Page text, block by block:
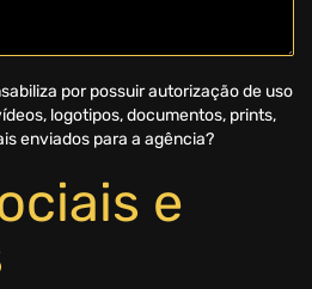
por possuir autorização de uso
logotipos, documentos, prints,
enviados para a agência?
e